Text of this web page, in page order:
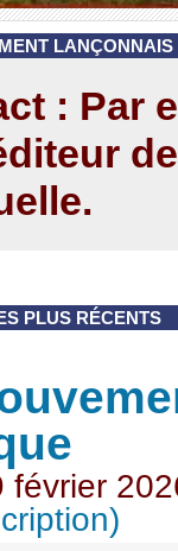
LANÇONNAIS
: Par
PLUS RÉCENTS
février